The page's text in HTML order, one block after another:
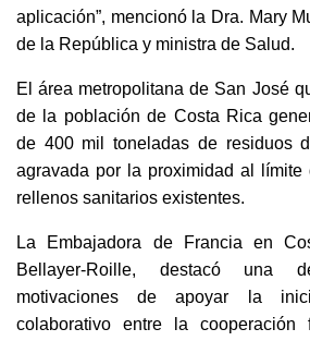
aplicación”, mencionó la Dra. Mary
de la República y ministra de Salud.
El área metropolitana de San José
de la población de Costa Rica
de 400 mil toneladas de residuos
agravada por la proximidad al
rellenos sanitarios existentes.
La Embajadora de Francia en
Bellayer-Roille, destacó una
motivaciones de apoyar la
colaborativo entre la cooperación